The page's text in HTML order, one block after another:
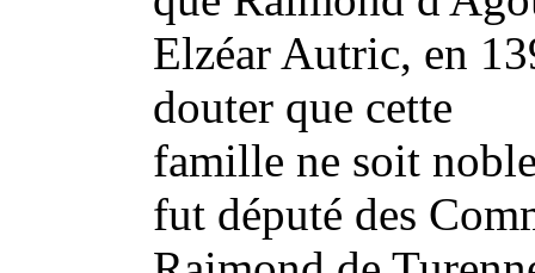
Elzéar Autric, en
douter que cette
famille ne soit
fut député des